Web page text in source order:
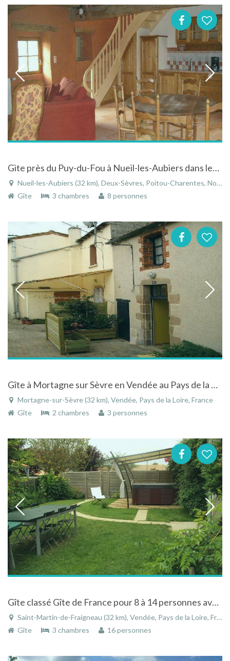
Gite près du Puy-du-Fou à Nueil-les-Aubiers dans les Deux-Sèvres en Poitou-Charentes
Nueil-les-Aubiers (32 km), Deux-Sèvres, Poitou-Charentes, Nouvelle-Aquitaine, France
Gîte
3 chambres 8 personnes
Gîte à Mortagne sur Sèvre en Vendée au Pays de la Loire
Mortagne-sur-Sèvre (32 km), Vendée, Pays de la Loire, France
Gîte
2 chambres 3 personnes
Gîte classé Gîte de France pour 8 à 14 personnes avec jardin fleuri et clos
Saint-Martin-de-Fraigneau (32 km), Vendée, Pays de la Loire, France
Gîte
3 chambres 16 personnes